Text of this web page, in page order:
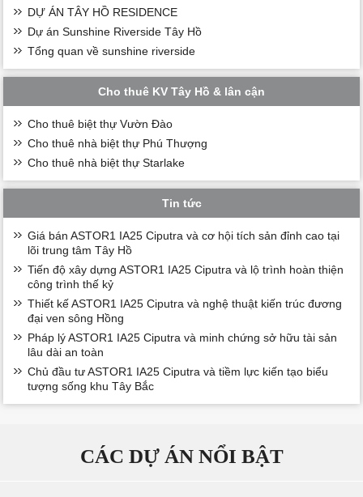
DỰ ÁN TÂY HỒ RESIDENCE
Dự án Sunshine Riverside Tây Hồ
Tổng quan về sunshine riverside
Cho thuê KV Tây Hồ & lân cận
Cho thuê biệt thự Vườn Đào
Cho thuê nhà biệt thự Phú Thượng
Cho thuê nhà biệt thự Starlake
Tin tức
Giá bán ASTOR1 IA25 Ciputra và cơ hội tích sản đỉnh cao tại
lõi trung tâm Tây Hồ
Tiến độ xây dựng ASTOR1 IA25 Ciputra và lộ trình hoàn thiện
công trình thế kỷ
Thiết kế ASTOR1 IA25 Ciputra và nghệ thuật kiến trúc đương
đại ven sông Hồng
Pháp lý ASTOR1 IA25 Ciputra và minh chứng sở hữu tài sản
lâu dài an toàn
Chủ đầu tư ASTOR1 IA25 Ciputra và tiềm lực kiến tạo biểu
tượng sống khu Tây Bắc
CÁC DỰ ÁN NỔI BẬT